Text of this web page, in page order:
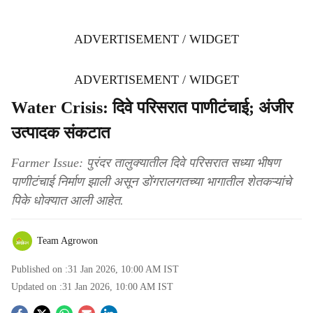
ADVERTISEMENT / WIDGET
ADVERTISEMENT / WIDGET
Water Crisis: दिवे परिसरात पाणीटंचाई; अंजीर
उत्पादक संकटात
Farmer Issue: पुरंदर तालुक्यातील दिवे परिसरात सध्या भीषण
पाणीटंचाई निर्माण झाली असून डोंगरालगतच्या भागातील शेतकऱ्यांचे
पिके धोक्यात आली आहेत.
Team Agrowon
Published on :31 Jan 2026, 10:00 AM IST
Updated on :31 Jan 2026, 10:00 AM IST